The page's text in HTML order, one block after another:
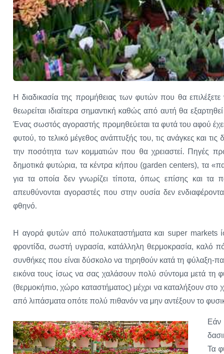
Η διαδικασία της προμήθειας των φυτών που θα
θεωρείται ιδιαίτερα σημαντική καθώς από αυτή θα
Ένας σωστός αγοραστής προμηθεύεται τα φυτά του αφού
φυτού, το τελικό μέγεθος ανάπτυξής του, τις ανάγκες και
την ποσότητα των κομματιών που θα χρειαστεί. Πηγές
δημοτικά φυτώρια, τα κέντρα κήπου (garden centers), τα
για τα οποία δεν γνωρίζει τίποτα, όπως επίσης και τα
απευθύνονται αγοραστές που στην ουσία δεν
φθηνό.
H αγορά φυτών από πολυκαταστήματα και super markets
φροντίδα, σωστή υγρασία, κατάλληλη θερμοκρασία, καλό
συνθήκες που είναι δύσκολο να τηρηθούν κατά τη φύλαξη-
εικόνα τους ίσως να σας χαλάσουν πολύ σύντομα μετά τη
(θερμοκήπιο, χώρο καταστήματος) μέχρι να καταλήξουν
από λιπάσματα οπότε πολύ πιθανόν να μην αντέξουν το
Εάν
Τα